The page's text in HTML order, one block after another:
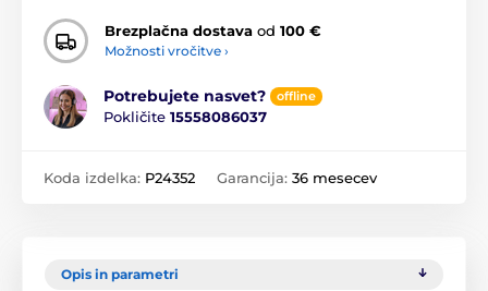
Brezplačna dostava od 100 €
Možnosti vročitve ›
Potrebujete nasvet? offline
Pokličite 15558086037
Koda izdelka: P24352 Garancija: 36 mesecev
Opis in parametri